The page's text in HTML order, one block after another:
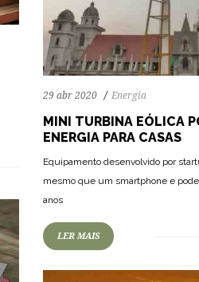
29 abr 2020 Energia
MINI TURBINA EÓLICA
ENERGIA PARA CASAS
Equipamento desenvolvido por
mesmo que um smartphone e
anos
LER MAIS